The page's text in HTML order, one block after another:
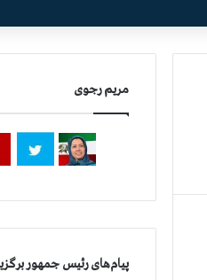
مریم رجوی
پیام‌های رئیس جمهور